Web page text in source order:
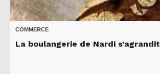
COMMERCE
La boulangerie de Nardi s’agrandit